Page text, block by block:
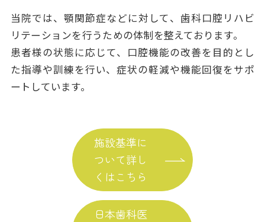
当院では、顎関節症などに対して、歯科口腔リハビ
リテーションを行うための体制を整えております。
患者様の状態に応じて、口腔機能の改善を目的とし
た指導や訓練を行い、症状の軽減や機能回復をサポ
ートしています。
施設基準に
ついて詳し
くはこちら
日本歯科医